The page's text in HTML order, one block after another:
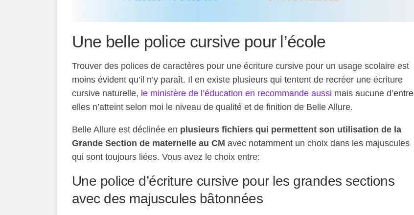
Une belle police cursive pour l’école
Trouver des polices de caractères pour une écriture cursive pour un usage scolaire est
moins évident qu’il n’y paraît. Il en existe plusieurs qui tentent de recréer une écriture
cursive naturelle, le ministère de l’éducation en recommande aussi mais aucune d’entre
elles n’atteint selon moi le niveau de qualité et de finition de Belle Allure.
Belle Allure est déclinée en plusieurs fichiers qui permettent son utilisation de la
Grande Section de maternelle au CM avec notamment un choix dans les majuscules
qui sont toujours liées. Vous avez le choix entre:
Une police d’écriture cursive pour les grandes sections
avec des majuscules bâtonnées